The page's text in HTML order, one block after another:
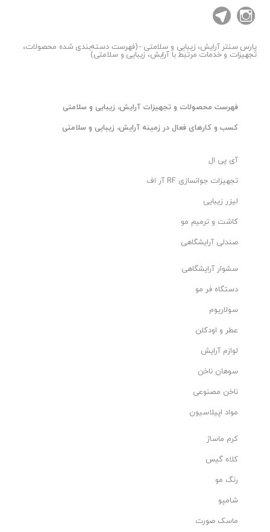
پارس سنترآرایش، زیبایی و سلامتی - (فهرست دسته‌بندی شده محصولات،
تجهیزات و خدمات مرتبط با آرایش، زیبایی و سلامتی)
فهرست محصولات و تجهیزات آرایش، زیبایی و سلامتی
کسب و کارهای فعال در زمینه آرایش، زیبایی و سلامتی
آی پی ال
تجهیزات جوانسازی RF آر اف
لیزر زیبایی
کاشت و ترمیم مو
صندلی آرایشگاهی
سشوار آرایشگاهی
دستگاه فر مو
سولاریوم
عطر و اودکلن
لوازم آرایش
سوهان ناخن
ناخن مصنوعی
مواد اپیلاسیون
کرم ماساژ
کلاه گیس
رنگ مو
شامپو
ماسک صورت